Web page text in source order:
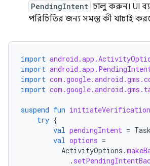
PendingIntent চালু করুন। UI
পরিচিতির জন্য সমস্ত কী যাচাই
import
import
import
import
suspend fun initiateVerification
try {
val pendingIntent =
val options =
ActivityOptions .
.